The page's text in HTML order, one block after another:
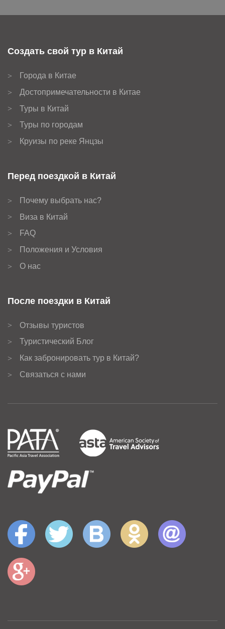
Создать свой тур в Китай
>
Города в Китае
>
Достопримечательности в Китае
>
Туры в Китай
>
Туры по городам
>
Круизы по реке Янцзы
Перед поездкой в Китай
>
Почему выбрать нас?
>
Виза в Китай
>
FAQ
>
Положения и Условия
>
О нас
После поездки в Китай
>
Отзывы туристов
>
Туристический Блог
>
Как забронировать тур в Китай?
>
Связаться с нами